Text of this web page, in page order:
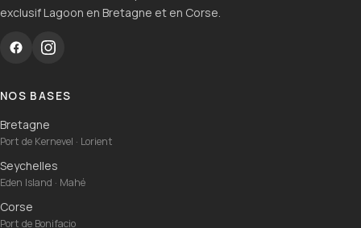
exclusif Lagoon en Bretagne et en Corse.
NOS BASES
Bretagne
Port de Kernevel · Lorient
Seychelles
Eden Island · Mahé
Corse
Port de Bonifacio